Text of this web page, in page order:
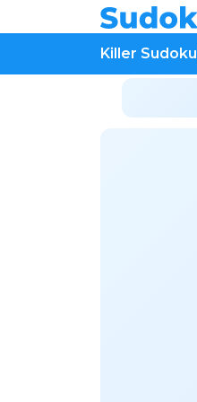
Killer Sudoku